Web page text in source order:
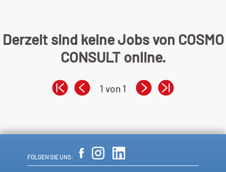
Derzeit sind keine Jobs von COSMO
CONSULT online.
1 von 1
FOLGEN SIE UNS: